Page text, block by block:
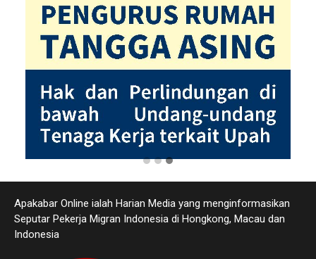
Apakabar Online ialah Harian Media yang menginformasikan
Seputar Pekerja Migran Indonesia di Hongkong, Macau dan
Indonesia